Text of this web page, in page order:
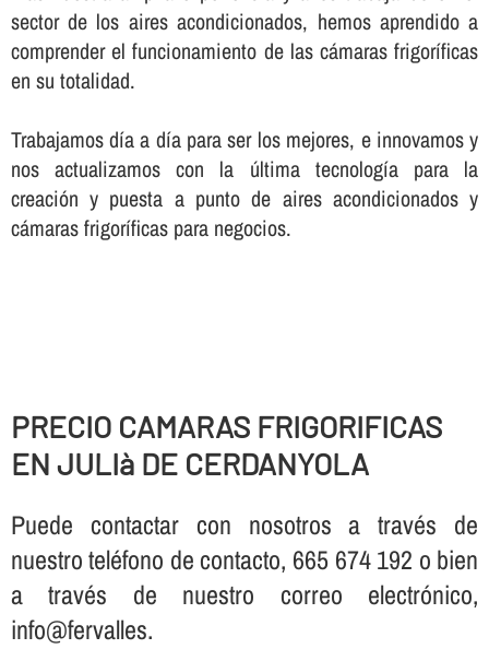
sector de los aires acondicionados, hemos aprendido a
comprender el funcionamiento de las cámaras frigorí­ficas
en su totalidad.
Trabajamos dí­a a dí­a para ser los mejores, e innovamos y
nos actualizamos con la última tecnologí­a para la
creación y puesta a punto de aires acondicionados y
cámaras frigorí­ficas para negocios.
PRECIO CAMARAS FRIGORIFICAS
EN JULIà DE CERDANYOLA
Puede contactar con nosotros a través de
nuestro teléfono de contacto, 665 674 192 o bien
a través de nuestro correo electrónico,
info@fervalles.